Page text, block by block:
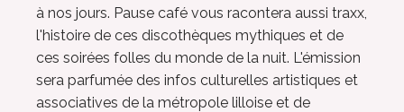
à nos jours. Pause café vous racontera aussi traxx,
l'histoire de ces discothèques mythiques et de
ces soirées folles du monde de la nuit. L'émission
sera parfumée des infos culturelles artistiques et
associatives de la métropole lilloise et de